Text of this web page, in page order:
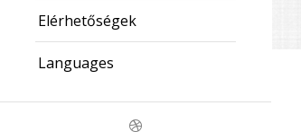
Elérhetőségek
Languages